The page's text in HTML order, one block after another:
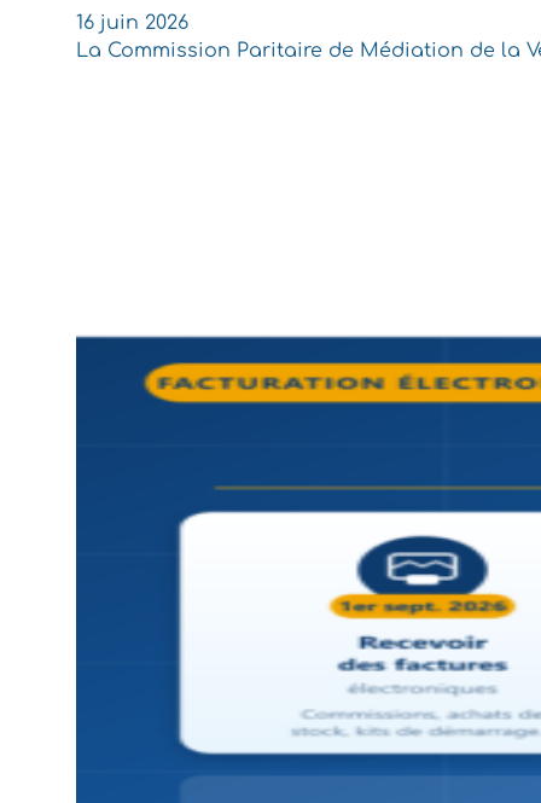
16 juin 2026
La Commission Paritaire de Médiation de la